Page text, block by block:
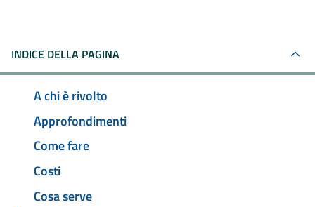
INDICE DELLA PAGINA
A chi è rivolto
Approfondimenti
Come fare
Costi
Cosa serve